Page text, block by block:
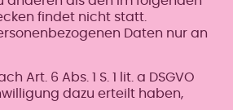
findet nicht statt.
Daten nur an
Art. 6 Abs. 1 S. 1 lit. a DSGVO
dazu erteilt haben,